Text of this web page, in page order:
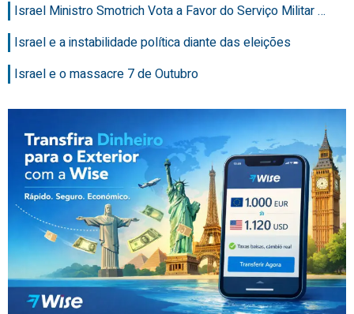
Israel Ministro Smotrich Vota a Favor do Serviço Militar …
Israel e a instabilidade política diante das eleições
Israel e o massacre 7 de Outubro